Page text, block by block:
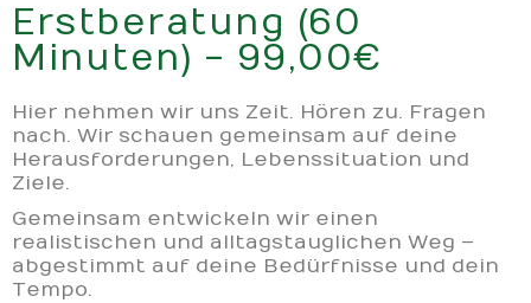
Erstberatung (60
Minuten) - 99,00€
Hier nehmen wir uns Zeit. Hören zu. Fragen
nach. Wir schauen gemeinsam auf deine
Herausforderungen, Lebenssituation und
Ziele.
Gemeinsam entwickeln wir einen
realistischen und alltagstauglichen Weg –
abgestimmt auf deine Bedürfnisse und dein
Tempo.